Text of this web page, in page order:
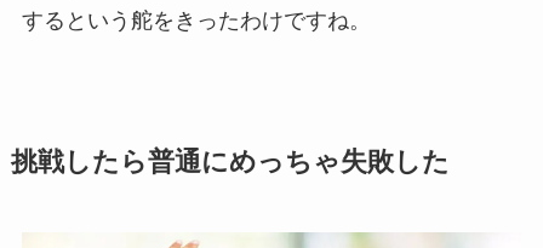
するという舵をきったわけですね。
挑戦したら普通にめっちゃ失敗した